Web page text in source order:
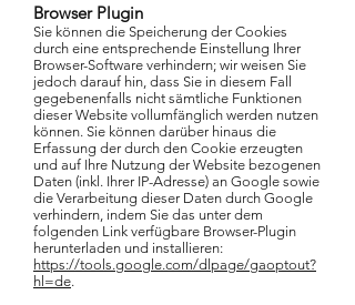
Browser Plugin
Sie können die Speicherung der Cookies
durch eine entsprechende Einstellung Ihrer
Browser-Software verhindern; wir weisen Sie
jedoch darauf hin, dass Sie in diesem Fall
gegebenenfalls nicht sämtliche Funktionen
dieser Website vollumfänglich werden nutzen
können. Sie können darüber hinaus die
Erfassung der durch den Cookie erzeugten
und auf Ihre Nutzung der Website bezogenen
Daten (inkl. Ihrer IP-Adresse) an Google sowie
die Verarbeitung dieser Daten durch Google
verhindern, indem Sie das unter dem
folgenden Link verfügbare Browser-Plugin
herunterladen und installieren:
https://tools.google.com/dlpage/gaoptout?
hl=de.